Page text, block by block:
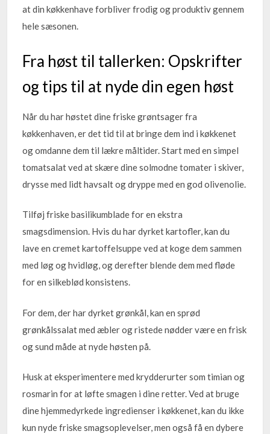
at din køkkenhave forbliver frodig og produktiv gennem
hele sæsonen.
Fra høst til tallerken: Opskrifter
og tips til at nyde din egen høst
Når du har høstet dine friske grøntsager fra
køkkenhaven, er det tid til at bringe dem ind i køkkenet
og omdanne dem til lækre måltider. Start med en simpel
tomatsalat ved at skære dine solmodne tomater i skiver,
drysse med lidt havsalt og dryppe med en god olivenolie.
Tilføj friske basilikumblade for en ekstra
smagsdimension. Hvis du har dyrket kartofler, kan du
lave en cremet kartoffelsuppe ved at koge dem sammen
med løg og hvidløg, og derefter blende dem med fløde
for en silkeblød konsistens.
For dem, der har dyrket grønkål, kan en sprød
grønkålssalat med æbler og ristede nødder være en frisk
og sund måde at nyde høsten på.
Husk at eksperimentere med krydderurter som timian og
rosmarin for at løfte smagen i dine retter. Ved at bruge
dine hjemmedyrkede ingredienser i køkkenet, kan du ikke
kun nyde friske smagsoplevelser, men også få en dybere